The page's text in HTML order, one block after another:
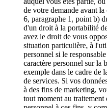
de votre demande avant
6, paragraphe 1, point b)
d'un droit à la portabilité
avez le droit de vous
situation particulière, à
personnel si le
caractère personnel sur la
exemple dans le cadre de
de services. Si vos
à des fins de marketing,
tout moment au traitement